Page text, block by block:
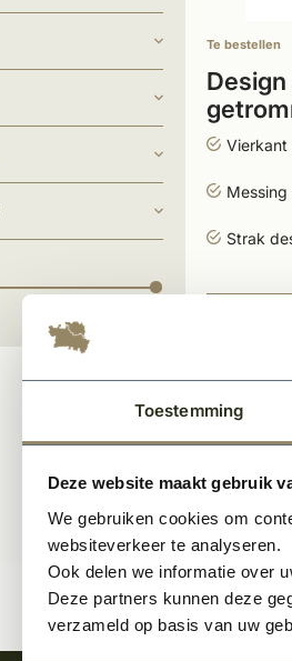
Toestemming
Deze website maakt gebruik
We gebruiken cookies om
websiteverkeer te analyseren.
Ook delen we informatie over
Deze partners kunnen deze
verzameld op basis van uw
Te bestellen
Vierkant
Strak